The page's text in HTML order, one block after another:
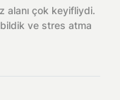
alanı çok keyifliydi.
ve stres atma